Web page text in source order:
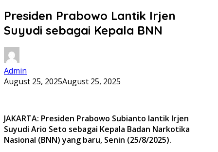
Presiden Prabowo Lantik Irjen
Suyudi sebagai Kepala BNN
Admin
August 25, 2025August 25, 2025
JAKARTA: Presiden Prabowo Subianto lantik Irjen
Suyudi Ario Seto sebagai Kepala Badan Narkotika
Nasional (BNN) yang baru, Senin (25/8/2025).